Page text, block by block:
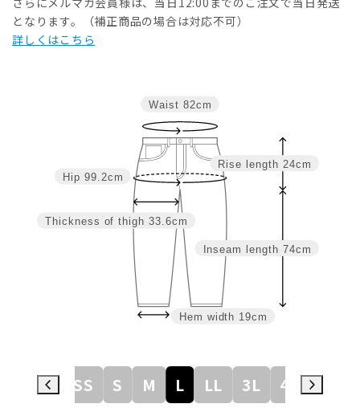
となります。（補正商品の場合は対応不可）
詳しくはこちら
Inseam length 74cm
Rise length 24cm
Hem width 19cm
Thickness of thigh 33.6cm
Hip 99.2cm
Waist 82cm
3S SS S M L LL 3L 4L